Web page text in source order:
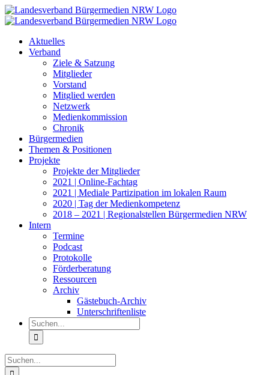
Zum
Inhalt
Aktuelles
Verband
Ziele & Satzung
Mitglieder
Vorstand
Mitglied werden
Netzwerk
Medienkommission
Chronik
Bürgermedien
Themen & Positionen
Projekte
Projekte der Mitglieder
2021 | Online-Fachtag
2021 | Mediale Partizipation im lokalen Raum
2020 | Tag der Medienkompetenz
2018 – 2021 | Regionalstellen Bürgermedien NRW
Intern
Termine
Podcast
Protokolle
Förderberatung
Ressourcen
Archiv
Gästebuch-Archiv
Unterschriftenliste
Suche
nach:
Suche
nach: